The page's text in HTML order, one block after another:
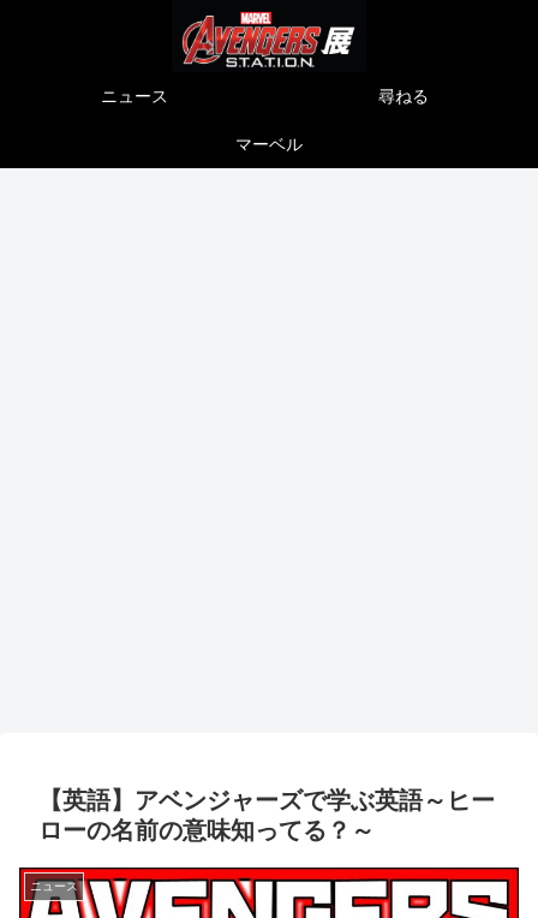
ニュース 尋ねる
マーベル
【英語】アベンジャーズで学ぶ英語～ヒー
ローの名前の意味知ってる？～
ニュース